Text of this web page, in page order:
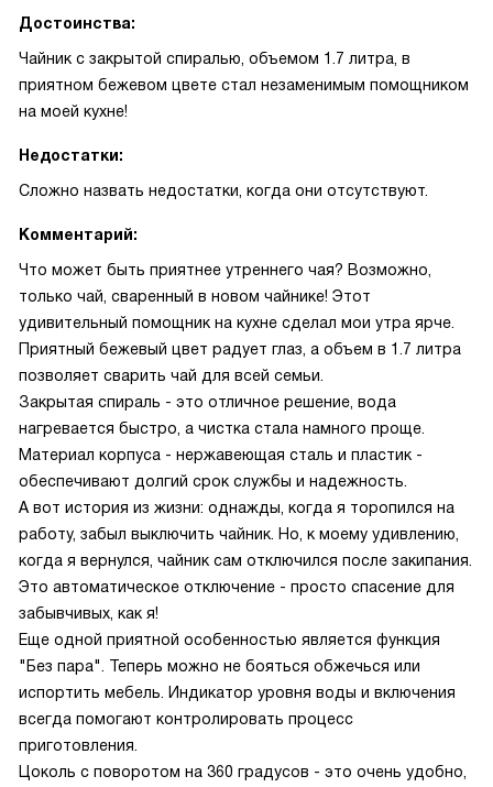
Достоинства:
Чайник с закрытой спиралью, объемом 1.7 литра, в
приятном бежевом цвете стал незаменимым помощником
на моей кухне!
Недостатки:
Сложно назвать недостатки, когда они отсутствуют.
Комментарий:
Что может быть приятнее утреннего чая? Возможно,
только чай, сваренный в новом чайнике! Этот
удивительный помощник на кухне сделал мои утра ярче.
Приятный бежевый цвет радует глаз, а объем в 1.7 литра
позволяет сварить чай для всей семьи.
Закрытая спираль - это отличное решение, вода
нагревается быстро, а чистка стала намного проще.
Материал корпуса - нержавеющая сталь и пластик -
обеспечивают долгий срок службы и надежность.
А вот история из жизни: однажды, когда я торопился на
работу, забыл выключить чайник. Но, к моему удивлению,
когда я вернулся, чайник сам отключился после закипания.
Это автоматическое отключение - просто спасение для
забывчивых, как я!
Еще одной приятной особенностью является функция
"Без пара". Теперь можно не бояться обжечься или
испортить мебель. Индикатор уровня воды и включения
всегда помогают контролировать процесс
приготовления.
Цоколь с поворотом на 360 градусов - это очень удобно,